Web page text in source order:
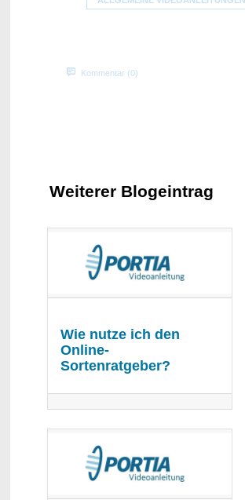
Kommentar (0)
Weiterer Blogeintrag
Wie nutze ich den
Online-
Sortenratgeber?